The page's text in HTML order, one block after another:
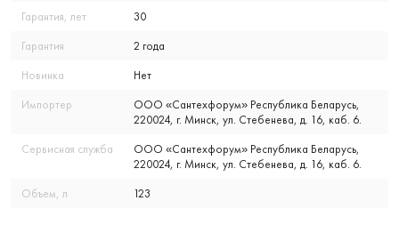
Гарантия, лет 30
Гарантия 2 года
Новинка Нет
Импортер
ООО «Сантехфорум» Республика Беларусь,
220024, г. Минск, ул. Стебенева, д. 16, каб. 6.
Сервисная служба
ООО «Сантехфорум» Республика Беларусь,
220024, г. Минск, ул. Стебенева, д. 16, каб. 6.
Объем, л 123